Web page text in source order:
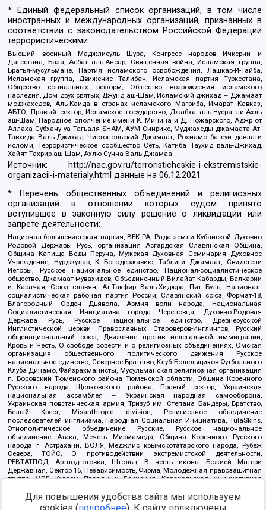
* Единый федеральный список организаций, в том числе
иностранных и международных организаций, признанных в
соответствии с законодательством Российской Федерации
террористическими:
Высший военный Маджлисуль Шура, Конгресс народов Ичкерии и
Дагестана, База, Асбат аль-Ансар, Священная война, Исламская группа,
Братья-мусульмане, Партия исламского освобождения, Лашкар-И-Тайба,
Исламская группа, Движение Талибан, Исламская партия Туркестана,
Общество социальных реформ, Общество возрождения исламского
наследия, Дом двух святых, Джунд аш-Шам, Исламский джихад – Джамаат
моджахедов, Аль-Каида в странах исламского Магриба, Имарат Кавказ,
АБТО, Правый сектор, Исламское государство, Джабха аль-Нусра ли-Ахль
аш-Шам, Народное ополчение имени К. Минина и Д. Пожарского, Аджр от
Аллаха Субхану уа Тагьаля SHAM, АУМ Синрике, Муджахеды джамаата Ат-
Тавхида Валь-Джихад, Чистопольский Джамаат, Рохнамо ба суи давлати
исломи, Террористическое сообщество Сеть, Катиба Таухид валь-Джихад,
Хайят Тахрир аш-Шам, Ахлю Сунна Валь Джамаа
Источник:
http://nac.gov.ru/terroristicheskie-i-ekstremistskie-
organizacii-i-materialy.html данные на06.12.2021
* Перечень общественных объединений и религиозных
организаций в отношении которых судом принято
вступившее в законную силу решение о ликвидации или
запрете деятельности:
Национал-большевистская партия, ВЕК РА, Рада земли Кубанской Духовно
Родовой Державы Русь, организация Асгардская Славянская Община,
Община Капища Веды Перуна, Мужская Духовная Семинария Духовное
Учреждение, Нурджулар, К Богодержавию, Таблиги Джамаат, Свидетели
Иеговы, Русское национальное единство, Национал-социалистическое
общество, Джамаат мувахидов, Объединенный Вилайат Кабарды, Балкарии
и Карачая, Союз славян, Ат-Такфир Валь-Хиджра, Пит Буль, Национал-
социалистическая рабочая партия России, Славянский союз, Формат-18,
Благородный Орден Дьявола, Армия воли народа, Национальная
Социалистическая Инициатива города Череповца, Духовно-Родовая
Держава Русь, Русское национальное единство, Древнерусской
Инглистической церкви Православных Староверов-Инглингов, Русский
общенациональный союз, Движение против нелегальной иммиграции,
Кровь и Честь, О свободе совести и о религиозных объединениях, Омская
организация общественного политического движения Русское
национальное единство, Северное Братство, Клуб Болельщиков Футбольного
Клуба Динамо, Файзрахманисты, Мусульманская религиозная организация
п. Боровский Тюменского района Тюменской области, Община Коренного
Русского народа Щелковского района, Правый сектор, Украинская
национальная ассамблея – Украинская народная самооборона,
Украинская повстанческая армия, Тризуб им. Степана Бандеры, Братство,
Белый Крест, Misanthropic division, Религиозное объединение
последователей инглиизма, Народная Социальная Инициатива, TulaSkins,
Этнополитическое объединение Русские, Русское национальное
объединение Атака, Мечеть Мирмамеда, Община Коренного Русского
народа г. Астрахани, ВОЛЯ, Меджлис крымскотатарского народа, Рубеж
Севера, ТОЙС, О противодействии экстремистской деятельности,
РЕВТАТПОД, Артподготовка, Штольц, В честь иконы Божией Матери
Державная, Сектор 16, Независимость, Фирма, Молодежная правозащитная
группа МПГ, Курсом Правды и Единения, Каракольская инициативная
Благотворительный пансионат Ак Умут, Русская республика Русь,
Арестантское уголовное единство, Башкорт, Нация и свобода, W.H.С., Фалунь
Для повышения удобства сайта мы используем